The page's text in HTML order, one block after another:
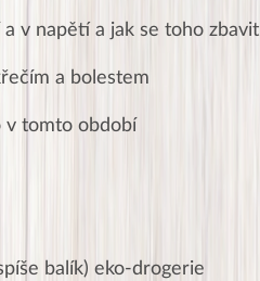
v napětí a jak se toho zbavit
a bolestem
v tomto období
balík) eko-drogerie